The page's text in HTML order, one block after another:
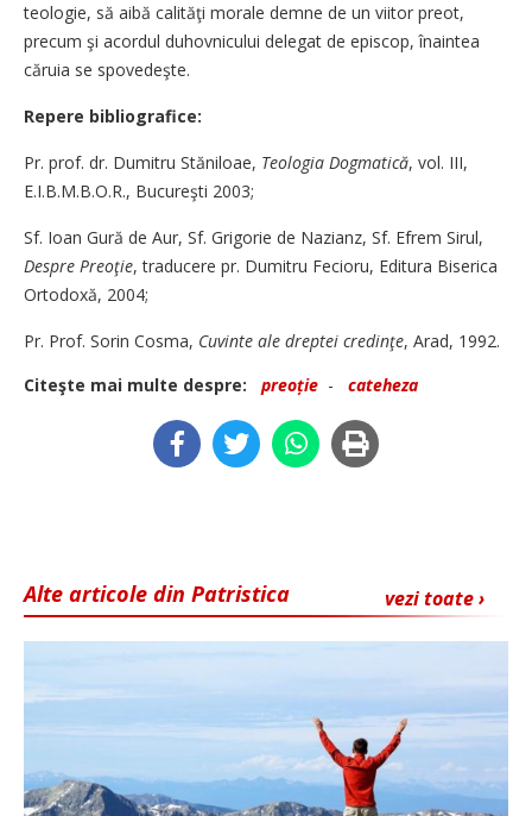
teologie, să aibă calităţi mo­rale demne de un viitor pre­ot,
precum şi acordul duhov­ni­cu­lui delegat de episcop, înaintea
căruia se spovedeşte.
Repere bibliografice:
Pr. prof. dr. Dumitru Stăniloae, Te­ologia Dogmatică, vol. III,
E.I.B.M.B.O.R., Bucureşti 2003;
Sf. Ioan Gură de Aur, Sf. Grigorie de Nazianz, Sf. Efrem Si­rul,
Despre Pre­oţie, traducere pr. Dumitru Fe­cio­­ru, Editura Biserica
Ortodoxă, 2004;
Pr. Prof. Sorin Cosma, Cuvinte ale dreptei credinţe, Arad, 1992.
Citeşte mai multe despre:
preoție - cateheza
vezi toate ›
Alte articole din Patristica